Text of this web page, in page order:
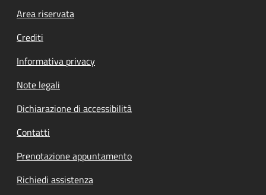
Footer menu
Area riservata
Crediti
Informativa privacy
Note legali
Dichiarazione di accessibilità
Contatti
Prenotazione appuntamento
Richiedi assistenza